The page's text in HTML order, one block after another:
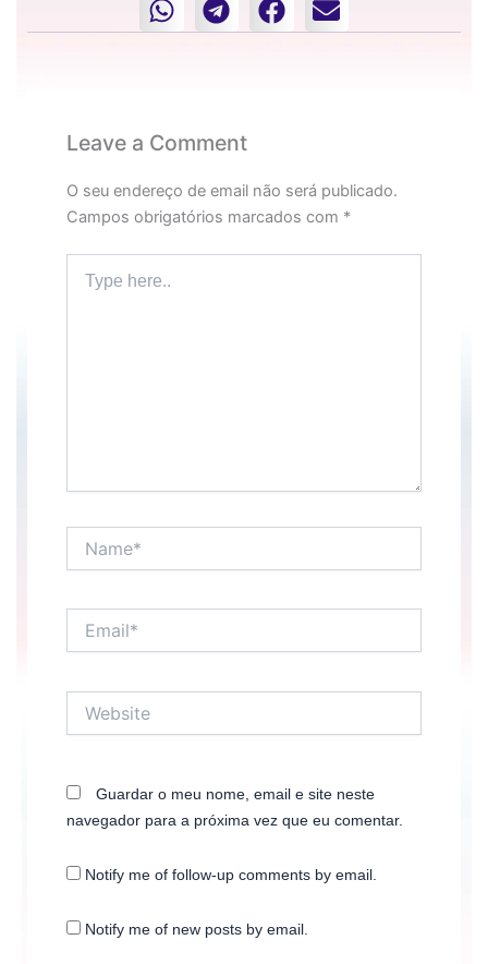
Leave a Comment
O seu endereço de email não será publicado.
Campos obrigatórios marcados com *
here..
Guardar o meu nome, email e site neste
navegador para a próxima vez que eu comentar.
Notify me of follow-up comments by email.
Notify me of new posts by email.